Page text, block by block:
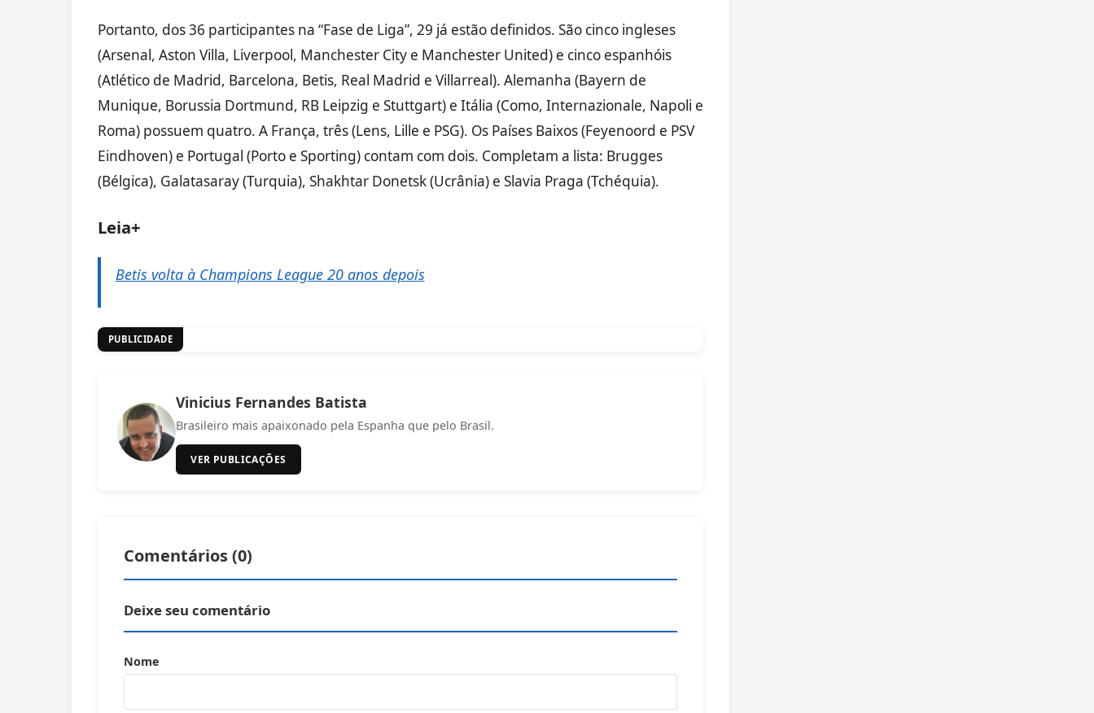
Portanto, dos 36 participantes na “Fase de Liga”, 29 já estão definidos. São cinco ingleses
(Arsenal, Aston Villa, Liverpool, Manchester City e Manchester United) e cinco espanhóis
(Atlético de Madrid, Barcelona, Betis, Real Madrid e Villarreal). Alemanha (Bayern de
Munique, Borussia Dortmund, RB Leipzig e Stuttgart) e Itália (Como, Internazionale, Napoli e
Roma) possuem quatro. A França, três (Lens, Lille e PSG). Os Países Baixos (Feyenoord e PSV
Eindhoven) e Portugal (Porto e Sporting) contam com dois. Completam a lista: Brugges
(Bélgica), Galatasaray (Turquia), Shakhtar Donetsk (Ucrânia) e Slavia Praga (Tchéquia).
Leia+
Betis volta à Champions League 20 anos depois
PUBLICIDADE
Vinicius Fernandes Batista
Brasileiro mais apaixonado pela Espanha que pelo Brasil.
VER PUBLICAÇÕES
Comentários (0)
Deixe seu comentário
Nome